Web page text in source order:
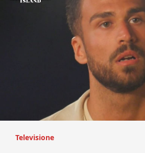
Televisione